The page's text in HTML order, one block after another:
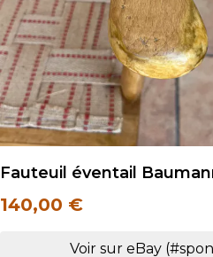
Fauteuil éventail
140,00 €
Voir sur eBay